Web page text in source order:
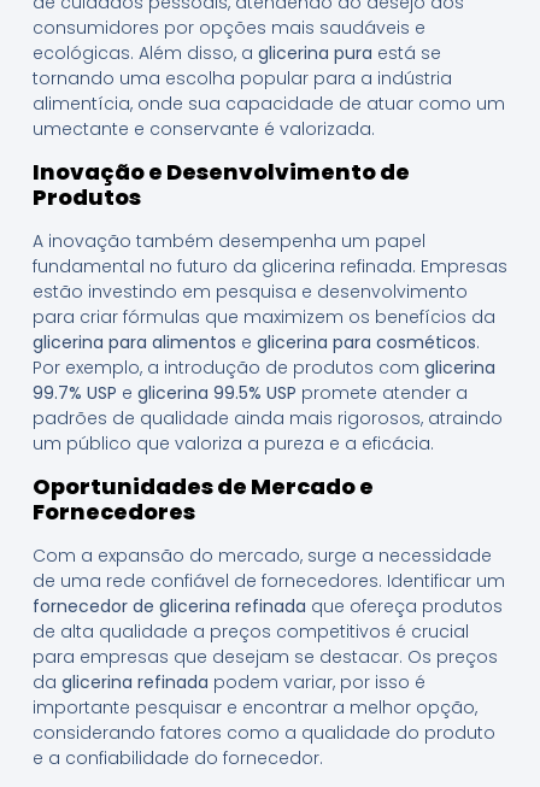
consumidores por opções mais saudáveis e
ecológicas. Além disso, a glicerina pura está se
tornando uma escolha popular para a indústria
alimentícia, onde sua capacidade de atuar como um
umectante e conservante é valorizada.
Inovação e Desenvolvimento de
Produtos
A inovação também desempenha um papel
fundamental no futuro da glicerina refinada. Empresas
estão investindo em pesquisa e desenvolvimento
para criar fórmulas que maximizem os benefícios da
glicerina para alimentos e glicerina para cosméticos.
Por exemplo, a introdução de produtos com glicerina
99.7% USP e glicerina 99.5% USP promete atender a
padrões de qualidade ainda mais rigorosos, atraindo
um público que valoriza a pureza e a eficácia.
Oportunidades de Mercado e
Fornecedores
Com a expansão do mercado, surge a necessidade
de uma rede confiável de fornecedores. Identificar um
fornecedor de glicerina refinada que ofereça produtos
de alta qualidade a preços competitivos é crucial
para empresas que desejam se destacar. Os preços
da glicerina refinada podem variar, por isso é
importante pesquisar e encontrar a melhor opção,
considerando fatores como a qualidade do produto
e a confiabilidade do fornecedor.